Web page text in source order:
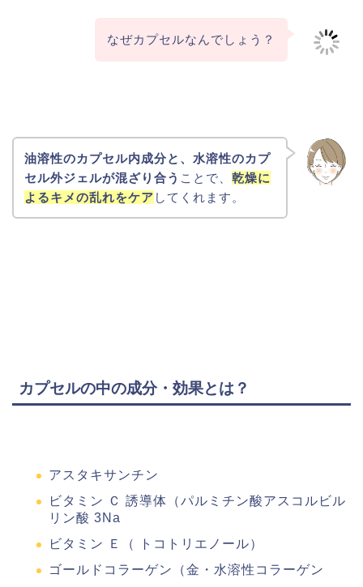
なぜカプセルなんでしょう？
油溶性のカプセル内成分と、水溶性のカプ
セル外ジェルが混ざり合う ことで、 乾燥に
よるキメの乱れをケア してくれます。
カプセルの中の成分・効果とは？
アスタキサンチン
ビタミン Ｃ 誘導体（パルミチン酸アスコルビル
リン酸 3Na
ビタミン Ｅ（ トコトリエノール）
ゴールドコラーゲン（金・水溶性コラーゲン